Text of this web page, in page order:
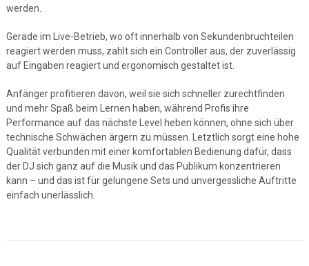
werden.
Gerade im Live-Betrieb, wo oft innerhalb von Sekundenbruchteilen
reagiert werden muss, zahlt sich ein Controller aus, der zuverlässig
auf Eingaben reagiert und ergonomisch gestaltet ist.
Anfänger profitieren davon, weil sie sich schneller zurechtfinden
und mehr Spaß beim Lernen haben, während Profis ihre
Performance auf das nächste Level heben können, ohne sich über
technische Schwächen ärgern zu müssen. Letztlich sorgt eine hohe
Qualität verbunden mit einer komfortablen Bedienung dafür, dass
der DJ sich ganz auf die Musik und das Publikum konzentrieren
kann – und das ist für gelungene Sets und unvergessliche Auftritte
einfach unerlässlich.